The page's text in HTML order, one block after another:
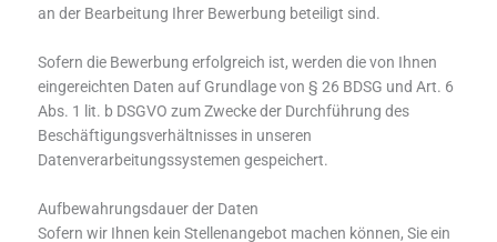
an der Bearbeitung Ihrer Bewerbung beteiligt sind.
Sofern die Bewerbung erfolgreich ist, werden die von Ihnen
eingereichten Daten auf Grundlage von § 26 BDSG und Art. 6
Abs. 1 lit. b DSGVO zum Zwecke der Durchführung des
Beschäftigungsverhältnisses in unseren
Datenverarbeitungssystemen gespeichert.
Aufbewahrungsdauer der Daten
Sofern wir Ihnen kein Stellenangebot machen können, Sie ein